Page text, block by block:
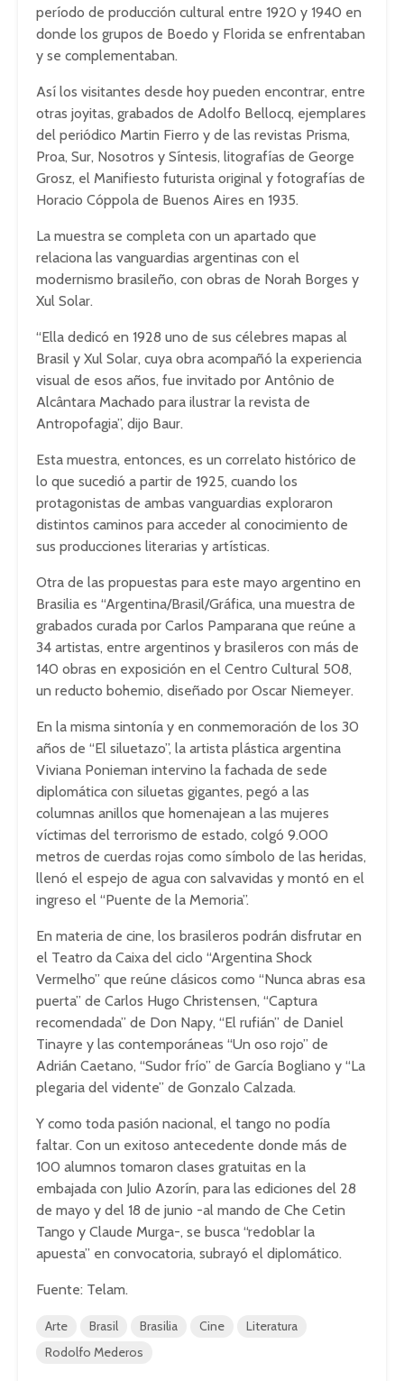
período de producción cultural entre 1920 y 1940 en
donde los grupos de Boedo y Florida se enfrentaban
y se complementaban.
Así los visitantes desde hoy pueden encontrar, entre
otras joyitas, grabados de Adolfo Bellocq, ejemplares
del periódico Martin Fierro y de las revistas Prisma,
Proa, Sur, Nosotros y Síntesis, litografías de George
Grosz, el Manifiesto futurista original y fotografías de
Horacio Cóppola de Buenos Aires en 1935.
La muestra se completa con un apartado que
relaciona las vanguardias argentinas con el
modernismo brasileño, con obras de Norah Borges y
Xul Solar.
“Ella dedicó en 1928 uno de sus célebres mapas al
Brasil y Xul Solar, cuya obra acompañó la experiencia
visual de esos años, fue invitado por Antônio de
Alcântara Machado para ilustrar la revista de
Antropofagia”, dijo Baur.
Esta muestra, entonces, es un correlato histórico de
lo que sucedió a partir de 1925, cuando los
protagonistas de ambas vanguardias exploraron
distintos caminos para acceder al conocimiento de
sus producciones literarias y artísticas.
Otra de las propuestas para este mayo argentino en
Brasilia es “Argentina/Brasil/Gráfica, una muestra de
grabados curada por Carlos Pamparana que reúne a
34 artistas, entre argentinos y brasileros con más de
140 obras en exposición en el Centro Cultural 508,
un reducto bohemio, diseñado por Oscar Niemeyer.
En la misma sintonía y en conmemoración de los 30
años de “El siluetazo”, la artista plástica argentina
Viviana Ponieman intervino la fachada de sede
diplomática con siluetas gigantes, pegó a las
columnas anillos que homenajean a las mujeres
víctimas del terrorismo de estado, colgó 9.000
metros de cuerdas rojas como símbolo de las heridas,
llenó el espejo de agua con salvavidas y montó en el
ingreso el “Puente de la Memoria”.
En materia de cine, los brasileros podrán disfrutar en
el Teatro da Caixa del ciclo “Argentina Shock
Vermelho” que reúne clásicos como “Nunca abras esa
puerta” de Carlos Hugo Christensen, “Captura
recomendada” de Don Napy, “El rufián” de Daniel
Tinayre y las contemporáneas “Un oso rojo” de
Adrián Caetano, “Sudor frío” de García Bogliano y “La
plegaria del vidente” de Gonzalo Calzada.
Y como toda pasión nacional, el tango no podía
faltar. Con un exitoso antecedente donde más de
100 alumnos tomaron clases gratuitas en la
embajada con Julio Azorín, para las ediciones del 28
de mayo y del 18 de junio -al mando de Che Cetin
Tango y Claude Murga-, se busca “redoblar la
apuesta” en convocatoria, subrayó el diplomático.
Fuente: Telam.
Arte Brasil Brasilia Cine
Literatura
Rodolfo Mederos